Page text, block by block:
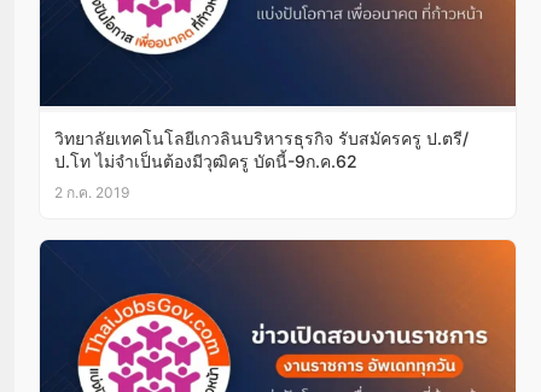
วิทยาลัยเทคโนโลยีเกวลินบริหารธุรกิจ รับสมัครครู ป.ตรี/
ป.โท ไม่จำเป็นต้องมีวุฒิครู บัดนี้-9ก.ค.62
2 ก.ค. 2019